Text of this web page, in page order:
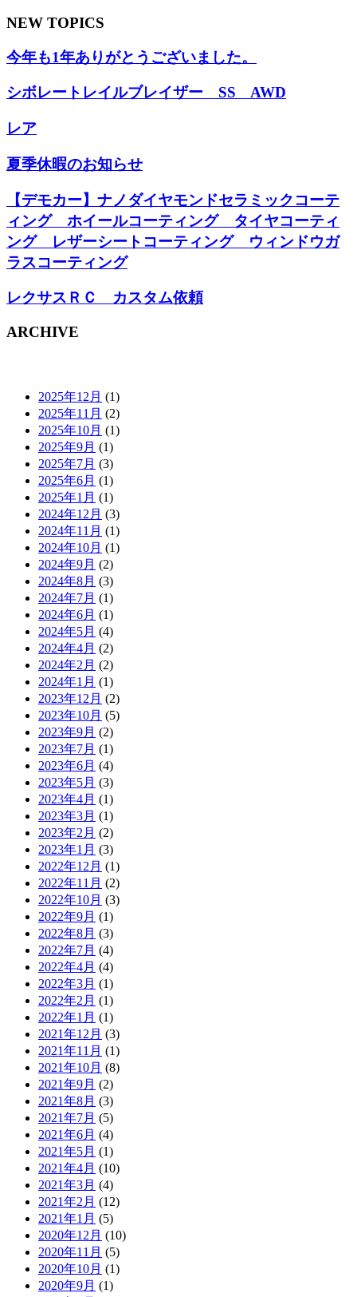
NEW TOPICS
今年も1年ありがとうございました。
シボレートレイルブレイザー SS AWD
レア
夏季休暇のお知らせ
【デモカー】ナノダイヤモンドセラミックコーテ
ィング ホイールコーティング タイヤコーティ
ング レザーシートコーティング ウィンドウガ
ラスコーティング
レクサスＲＣ カスタム依頼
ARCHIVE
2025年12月 (1)
2025年11月 (2)
2025年10月 (1)
2025年9月 (1)
2025年7月 (3)
2025年6月 (1)
2025年1月 (1)
2024年12月 (3)
2024年11月 (1)
2024年10月 (1)
2024年9月 (2)
2024年8月 (3)
2024年7月 (1)
2024年6月 (1)
2024年5月 (4)
2024年4月 (2)
2024年2月 (2)
2024年1月 (1)
2023年12月 (2)
2023年10月 (5)
2023年9月 (2)
2023年7月 (1)
2023年6月 (4)
2023年5月 (3)
2023年4月 (1)
2023年3月 (1)
2023年2月 (2)
2023年1月 (3)
2022年12月 (1)
2022年11月 (2)
2022年10月 (3)
2022年9月 (1)
2022年8月 (3)
2022年7月 (4)
2022年4月 (4)
2022年3月 (1)
2022年2月 (1)
2022年1月 (1)
2021年12月 (3)
2021年11月 (1)
2021年10月 (8)
2021年9月 (2)
2021年8月 (3)
2021年7月 (5)
2021年6月 (4)
2021年5月 (1)
2021年4月 (10)
2021年3月 (4)
2021年2月 (12)
2021年1月 (5)
2020年12月 (10)
2020年11月 (5)
2020年10月 (1)
2020年9月 (1)